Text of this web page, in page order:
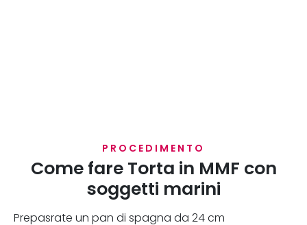
PROCEDIMENTO
Come fare Torta in MMF con
soggetti marini
Prepasrate un pan di spagna da 24 cm